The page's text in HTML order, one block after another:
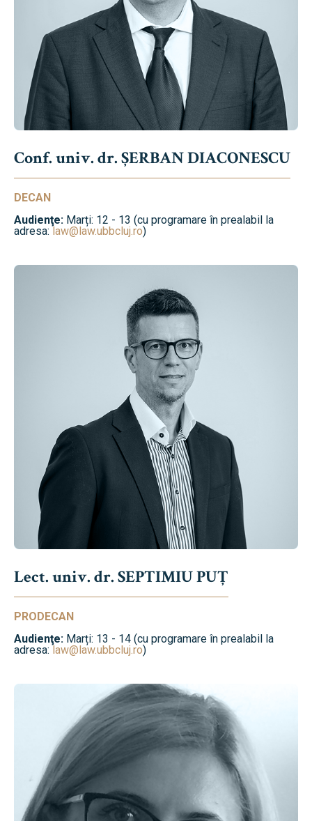
Conf. univ. dr. ȘERBAN DIACONESCU
DECAN
Audienţe: Marți: 12 - 13 (cu programare în prealabil la
adresa:law@law.ubbcluj.ro)
Lect. univ. dr. SEPTIMIU PUȚ
PRODECAN
Audienţe: Marți: 13 - 14 (cu programare în prealabil la
adresa:law@law.ubbcluj.ro)